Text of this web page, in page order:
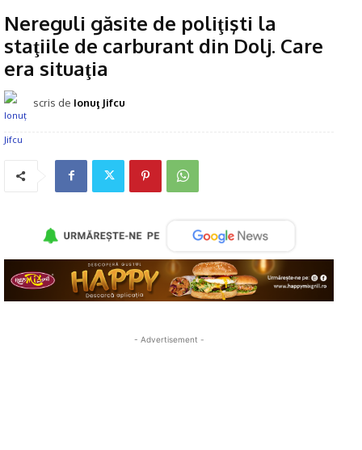
Nereguli găsite de poliţişti la
staţiile de carburant din Dolj. Care
era situaţia
scris de Ionuţ Jifcu
- Advertisement -